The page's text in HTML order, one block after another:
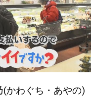
かわぐち・あやの)